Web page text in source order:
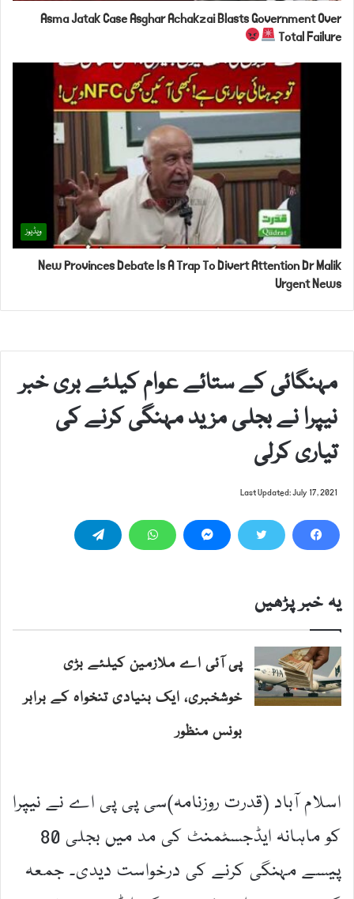
Asma Jatak Case Asghar Achakzai Blasts Government Over
Total Failure
ویڈیوز
New Provinces Debate Is A Trap To Divert Attention Dr Malik
Urgent News